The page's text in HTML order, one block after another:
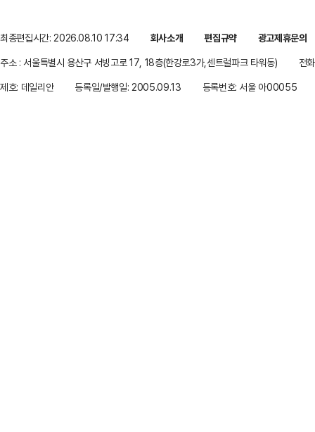
최종편집시간: 2026.08.10 17:34 회사소개 편집규약
광고제휴문의
주소 : 서울특별시 용산구 서빙고로 17, 18층(한강로3가,센트럴파크 타워동)
전
제호: 데일리안
등록일/발행일: 2005.09.13 등록번호: 서울 아00055